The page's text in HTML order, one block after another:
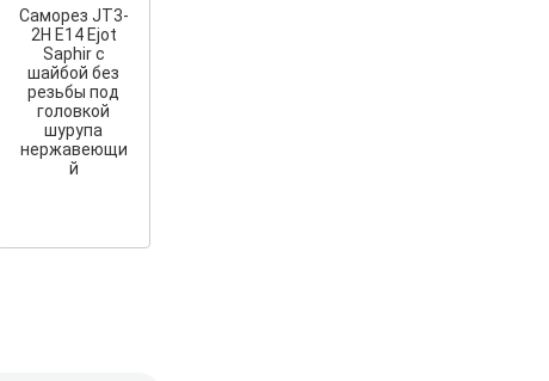
Саморез JT3-
2H E14 Ejot
Saphir с
шайбой без
резьбы под
головкой
шурупа
нержавеющи
й